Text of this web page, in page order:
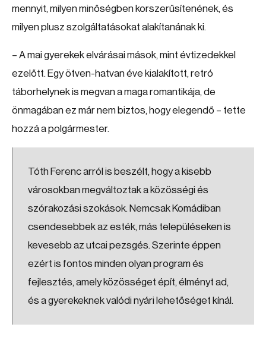
mennyit, milyen minőségben korszerűsítenének, és
milyen plusz szolgáltatásokat alakítanának ki.
– A mai gyerekek elvárásai mások, mint évtizedekkel
ezelőtt. Egy ötven-hatvan éve kialakított, retró
táborhelynek is megvan a maga romantikája, de
önmagában ez már nem biztos, hogy elegendő – tette
hozzá a polgármester.
Tóth Ferenc arról is beszélt, hogy a kisebb
városokban megváltoztak a közösségi és
szórakozási szokások. Nemcsak Komádiban
csendesebbek az esték, más településeken is
kevesebb az utcai pezsgés. Szerinte éppen
ezért is fontos minden olyan program és
fejlesztés, amely közösséget épít, élményt ad,
és a gyerekeknek valódi nyári lehetőséget kínál.